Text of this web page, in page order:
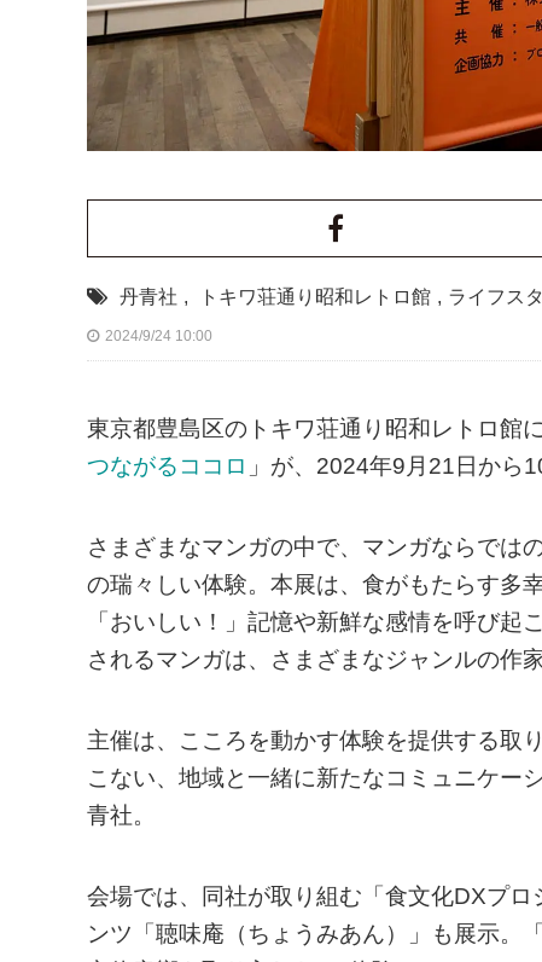
丹青社 , トキワ荘通り昭和レトロ館 , ライフス
2024/9/24 10:00
東京都豊島区のトキワ荘通り昭和レトロ館
つながるココロ 」が、2024年9月21日から
さまざまなマンガの中で、マンガならでは
の瑞々しい体験。本展は、⾷がもたらす多
「おいしい！」記憶や新鮮な感情を呼び
されるマンガは、さまざまなジャンルの作
主催は、こころを動かす体験を提供する取
こない、地域と一緒に新たなコミュニケー
青社。
会場では、同社が取り組む「食文化DXプ
ンツ「聴味庵（ちょうみあん）」も展示。